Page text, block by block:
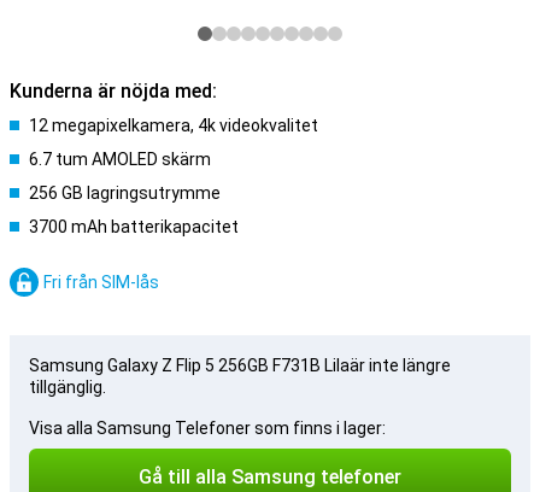
Kunderna är nöjda med:
12 megapixelkamera, 4k videokvalitet
6.7 tum AMOLED skärm
256 GB lagringsutrymme
3700 mAh batterikapacitet
Fri från SIM-lås
Samsung Galaxy Z Flip 5 256GB F731B Lilaär inte längre
tillgänglig.
Visa alla Samsung Telefoner som finns i lager:
Gå till alla Samsung telefoner